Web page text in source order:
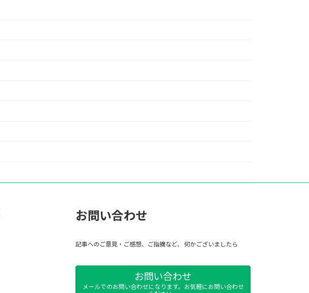
お問い合わせ
記事へのご意見・ご感想、ご指摘など、 何かございましたら
お問い合わせ
メールでのお問い合わせになります。お気軽にお問い合わせ